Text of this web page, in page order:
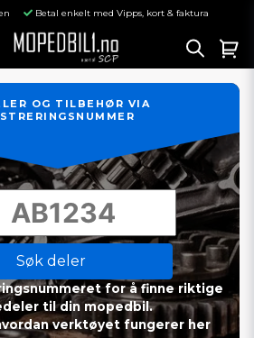
Betal enkelt med Vipps, kort & faktura
OG TILBEHØR VIA
Søk deler
for å finne riktige
til din mopedbil.
verktøyet fungerer her